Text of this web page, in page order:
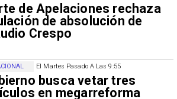
de Apelaciones rechaza
de absolución de
Crespo
El Martes Pasado A Las 9:55
busca vetar tres
en megarreforma